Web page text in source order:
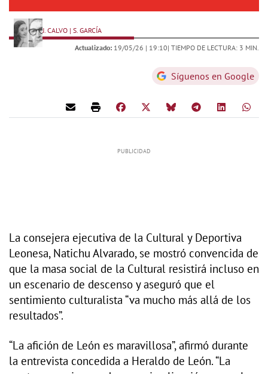
J. CALVO | S. GARCÍA
Actualizado: 19/05/26 | 19:10| TIEMPO DE LECTURA: 3 MIN.
Síguenos en Google
La consejera ejecutiva de la Cultural y Deportiva
Leonesa, Natichu Alvarado, se mostró convencida de
que la masa social de la Cultural resistirá incluso en
un escenario de descenso y aseguró que el
sentimiento culturalista “va mucho más allá de los
resultados”.
“La afición de León es maravillosa”, afirmó durante
la entrevista concedida a Heraldo de León. “La